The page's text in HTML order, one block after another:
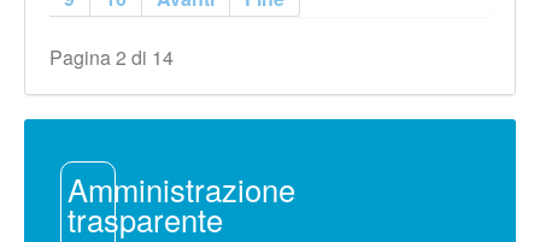
Pagina 2 di 14
Amministrazione
trasparente